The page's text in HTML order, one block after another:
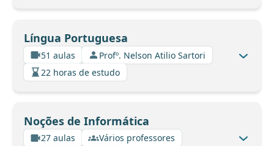
Língua Portuguesa
51 aulas
Profº. Nelson Atilio Sartori
22 horas de estudo
Noções de Informática
27 aulas
Vários professores